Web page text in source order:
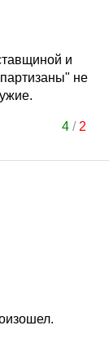
и
не
4/ 2